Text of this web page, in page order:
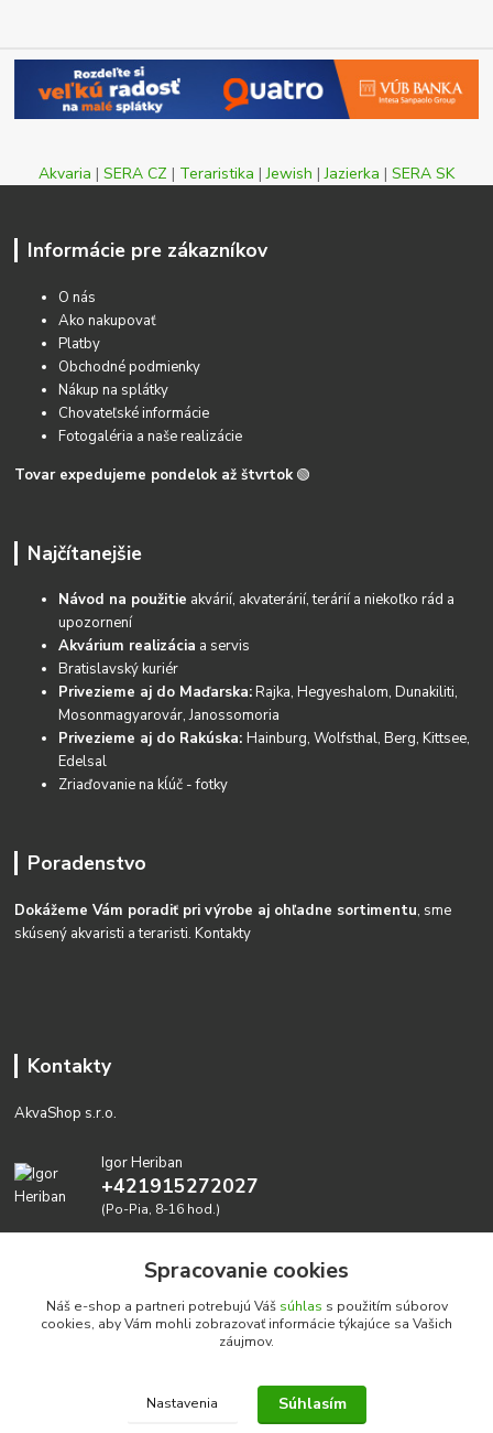
Akvaria | SERA CZ | Teraristika |Jewish |Jazierka | SERA SK
Informácie pre zákazníkov
O nás
Ako nakupovať
Platby
Obchodné podmienky
Nákup na splátky
Chovateľské informácie
Fotogaléria a naše realizácie
Tovar expedujeme pondelok až štvrtok 🟢
Najčítanejšie
Návod na použitie akvárií, akvaterárií, terárií a niekoľko rád a
upozornení
Akvárium realizácia a servis
Bratislavský kuriér
Privezieme aj do Maďarska:Rajka, Hegyeshalom, Dunakiliti,
Mosonmagyarovár, Janossomoria
Privezieme aj do Rakúska:Hainburg, Wolfsthal, Berg, Kittsee,
Edelsal
Zriaďovanie na kĺúč - fotky
Poradenstvo
Dokážeme Vám poradiť pri výrobe aj ohľadne sortimentu, sme
skúsený akvaristi a teraristi.Kontakty
Kontakty
AkvaShop s.r.o.
Igor Heriban
+421915272027
(Po-Pia, 8-16 hod.)
Realizujeme prírodné akvária: AkvaShop s.r.o. • IBAN:
SK3911000000002947087849
Spracovanie cookies
Náš e-shop a partneri potrebujú Váš súhlas s použitím súborov
cookies, aby Vám mohli zobrazovať informácie týkajúce sa Vašich
záujmov.
Nastavenia Súhlasím